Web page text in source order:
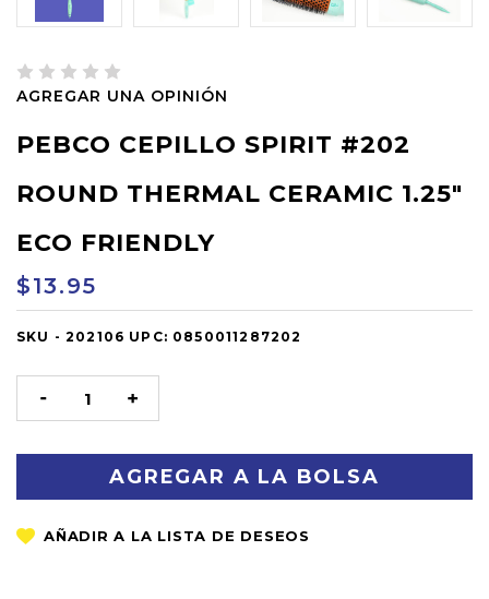
AGREGAR UNA OPINIÓN
PEBCO CEPILLO SPIRIT #202
ROUND THERMAL CERAMIC 1.25"
ECO FRIENDLY
$13.95
OUT
SKU - 202106 UPC: 0850011287202
DISMINUIR
LA
AUMENTAR
LA